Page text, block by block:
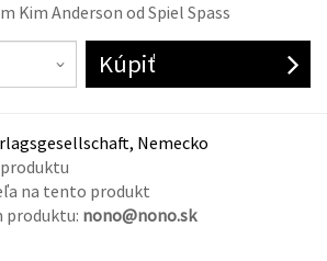
Kim Anderson od Spiel Spass
Kúpiť
Nemecko
na tento produkt
produktu: nono@nono.sk